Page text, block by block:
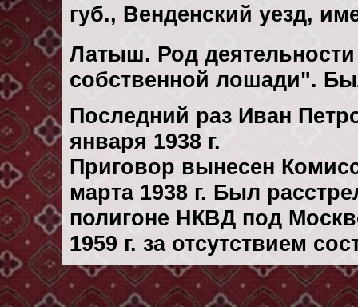
губ., Венденский уезд,
Латыш. Род деятельности
собственной лошади".
Последний раз Иван
января 1938 г.
Приговор вынесен
марта 1938 г. Был
полигоне НКВД под
1959 г. за отсутствием